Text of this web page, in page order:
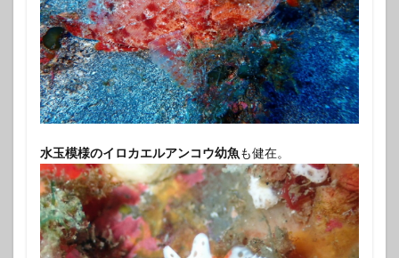
水玉模様のイロカエルアンコウ幼魚も健在。